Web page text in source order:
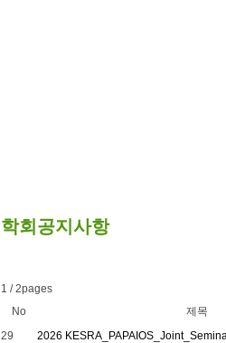
학회공지사항
1 / 2pages
No
제목
29
2026